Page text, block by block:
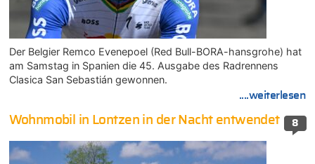
Der Belgier Remco Evenepoel (Red Bull-BORA-hansgrohe) hat
am Samstag in Spanien die 45. Ausgabe des Radrennens
Clasica San Sebastián gewonnen.
....weiterlesen
8
Wohnmobil in Lontzen in der Nacht entwendet